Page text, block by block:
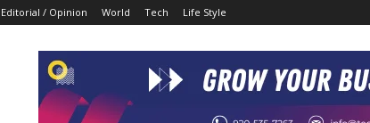
Editorial / Opinion World Tech Life Style